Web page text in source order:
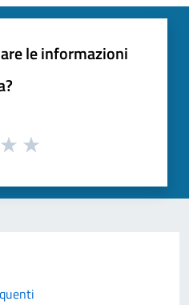
le informazioni